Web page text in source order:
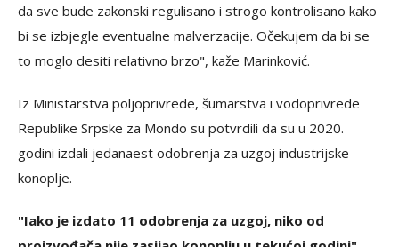
da sve bude zakonski regulisano i strogo kontrolisano kako
bi se izbjegle eventualne malverzacije. Očekujem da bi se
to moglo desiti relativno brzo", kaže Marinković.
Iz Ministarstva poljoprivrede, šumarstva i vodoprivrede
Republike Srpske za Mondo su potvrdili da su u 2020.
godini izdali jedanaest odobrenja za uzgoj industrijske
konoplje.
"Iako je izdato 11 odobrenja za uzgoj, niko od